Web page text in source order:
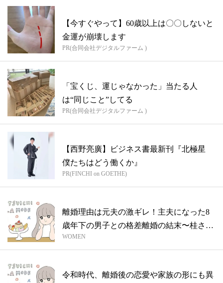
【今すぐやって】60歳以上は〇〇しないと
金運が崩壊します
PR(合同会社デジタルファーム )
「宝くじ、運じゃなかった」当たる人
は“同じこと”してる
PR(合同会社デジタルファーム )
【西野亮廣】ビジネス書最新刊『北極星
僕たちはどう働くか』
PR(FINCHI on GOETHE)
離婚理由は元夫の激ギレ！主夫になった8
歳年下の男子との格差離婚の結末〜桂さん
の場...
WOMEN
令和時代、離婚後の恋愛や家族の形にも異